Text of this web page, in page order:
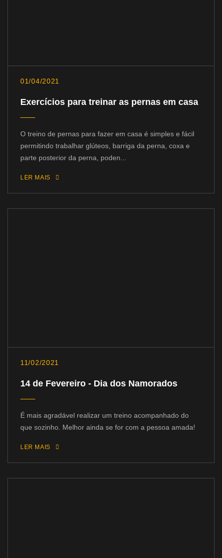
01/04/2021
Exercícios para treinar as pernas em casa
O treino de pernas para fazer em casa é simples e fácil
permitindo trabalhar glúteos, barriga da perna, coxa e
parte posterior da perna, poden...
LER MAIS
11/02/2021
14 de Fevereiro - Dia dos Namorados
É mais agradável realizar um treino acompanhado do
que sozinho. Melhor ainda se for com a pessoa amada!
LER MAIS